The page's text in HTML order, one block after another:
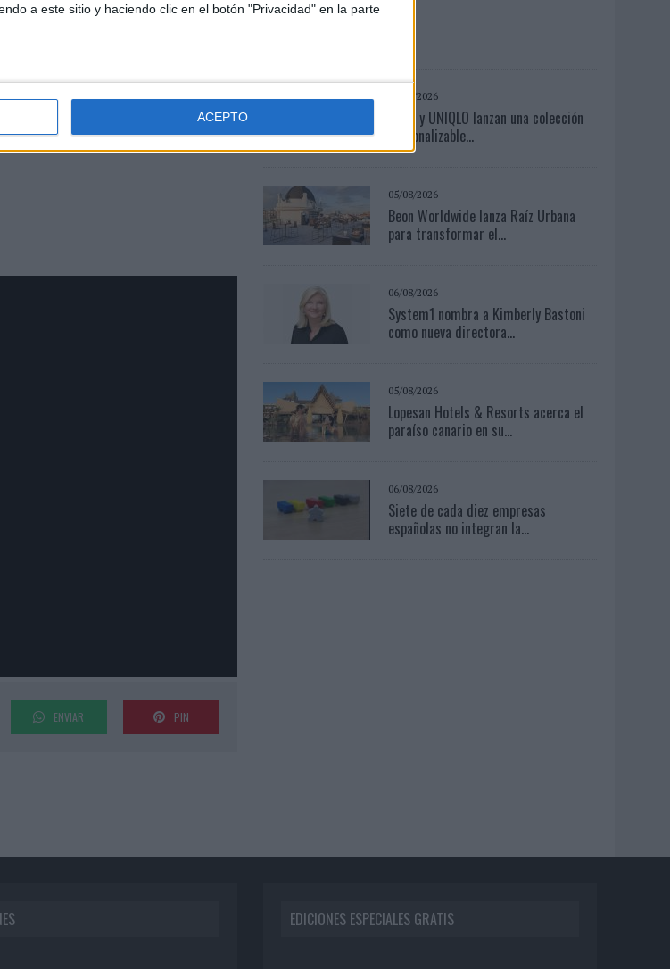
a este sitio y haciendo clic en el botón "Privacidad" en la parte
ACEPTO
ENVIAR PIN
LEER MÁS
06/08/2026
Frigo y UNIQLO lanzan una colección
personalizable...
05/08/2026
Beon Worldwide lanza Raíz Urbana
para transformar el...
06/08/2026
System1 nombra a Kimberly Bastoni
como nueva directora...
05/08/2026
Lopesan Hotels & Resorts acerca el
paraíso canario en su...
06/08/2026
Siete de cada diez empresas
españolas no integran la...
EDICIONES ESPECIALES GRATIS